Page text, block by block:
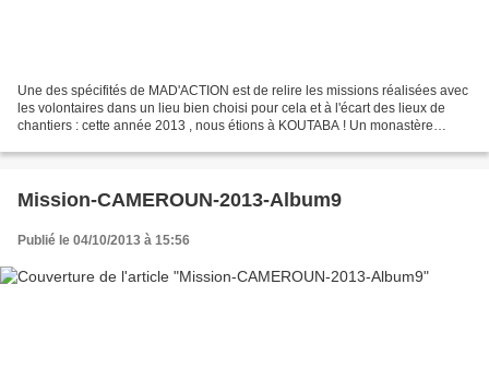
Une des spécifités de MAD'ACTION est de relire les missions réalisées avec
les volontaires dans un lieu bien choisi pour cela et à l'écart des lieux de
chantiers : cette année 2013 , nous étions à KOUTABA ! Un monastère
Mission-CAMEROUN-2013-Album9
Publié le 04/10/2013 à 15:56